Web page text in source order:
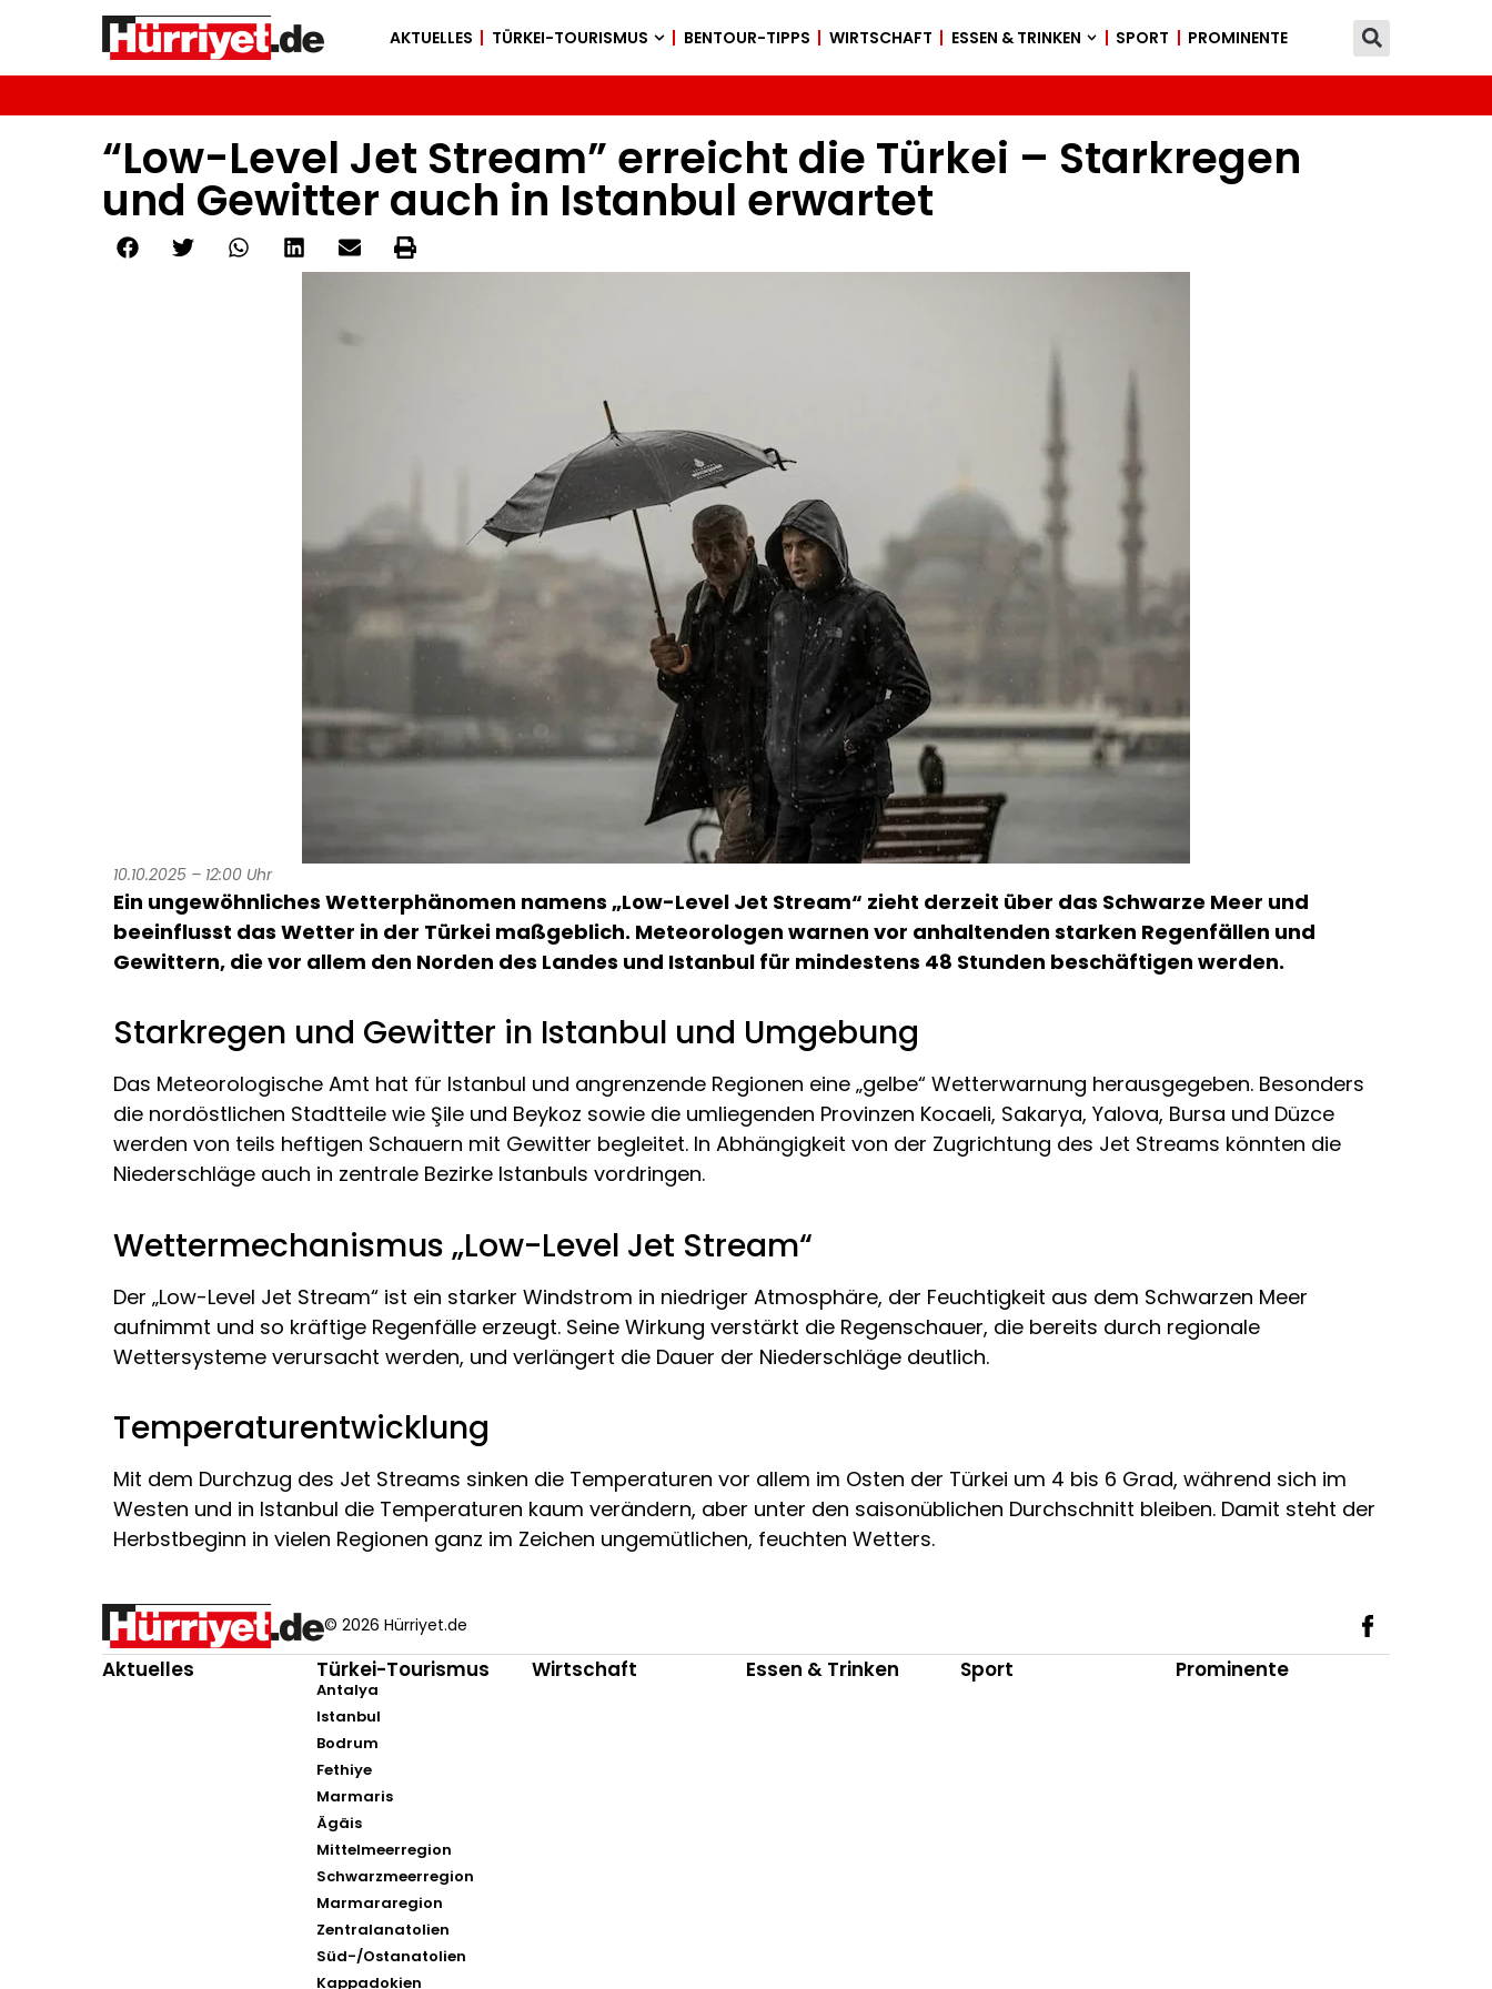
AKTUELLES TÜRKEI-TOURISMUS BENTOUR-TIPPS WIRTSCHAFT ESSEN & TRINKEN SPORT PROMINENTE
“Low-Level Jet Stream” erreicht die Türkei – Starkregen
und Gewitter auch in Istanbul erwartet
10.10.2025 – 12:00 Uhr
Ein ungewöhnliches Wetterphänomen namens „Low-Level Jet Stream“ zieht derzeit über das Schwarze Meer und
beeinflusst das Wetter in der Türkei maßgeblich. Meteorologen warnen vor anhaltenden starken Regenfällen und
Gewittern, die vor allem den Norden des Landes und Istanbul für mindestens 48 Stunden beschäftigen werden.
Starkregen und Gewitter in Istanbul und Umgebung
Das Meteorologische Amt hat für Istanbul und angrenzende Regionen eine „gelbe“ Wetterwarnung herausgegeben. Besonders
die nordöstlichen Stadtteile wie Şile und Beykoz sowie die umliegenden Provinzen Kocaeli, Sakarya, Yalova, Bursa und Düzce
werden von teils heftigen Schauern mit Gewitter begleitet. In Abhängigkeit von der Zugrichtung des Jet Streams könnten die
Niederschläge auch in zentrale Bezirke Istanbuls vordringen.
Wettermechanismus „Low-Level Jet Stream“
Der „Low-Level Jet Stream“ ist ein starker Windstrom in niedriger Atmosphäre, der Feuchtigkeit aus dem Schwarzen Meer
aufnimmt und so kräftige Regenfälle erzeugt. Seine Wirkung verstärkt die Regenschauer, die bereits durch regionale
Wettersysteme verursacht werden, und verlängert die Dauer der Niederschläge deutlich.
Temperaturentwicklung
Mit dem Durchzug des Jet Streams sinken die Temperaturen vor allem im Osten der Türkei um 4 bis 6 Grad, während sich im
Westen und in Istanbul die Temperaturen kaum verändern, aber unter den saisonüblichen Durchschnitt bleiben. Damit steht der
Herbstbeginn in vielen Regionen ganz im Zeichen ungemütlichen, feuchten Wetters.
© 2026 Hürriyet.de
Aktuelles Türkei-Tourismus
Antalya
Istanbul
Bodrum
Fethiye
Marmaris
Ägäis
Mittelmeerregion
Schwarzmeerregion
Marmararegion
Zentralanatolien
Süd-/Ostanatolien
Kappadokien
Wirtschaft Essen & Trinken Sport Prominente